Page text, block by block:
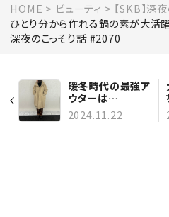
HOME ビューティ 【SKB】深
ひとり分から作れる鍋の素が大活
深夜のこっそり話 #2070
暖冬時代の最強ア
ウターは
【HYKE（ハイク）】
のフィールドコー
2024.11.22